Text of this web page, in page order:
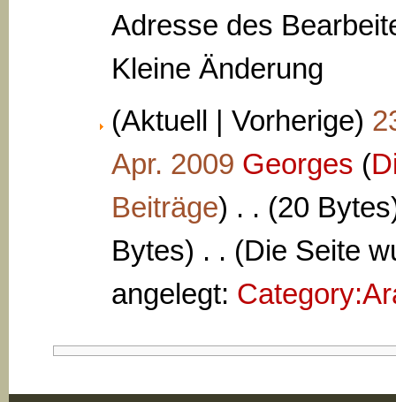
Adresse des
Kleine Änderung
(Aktuell | Vorherige)
Apr. 2009 Georges (
Beiträge) . . (20
Bytes) . . (Die Seite
angelegt: